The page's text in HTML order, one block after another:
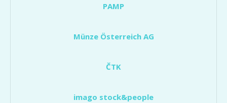
PAMP
Münze Österreich AG
ČTK
imago stock&people